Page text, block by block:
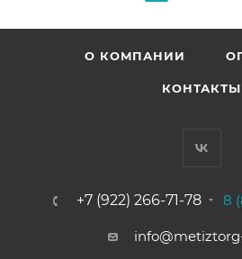
О КОМПАНИИ
КОНТАКТЫ
+7 (922) 266-71-78 8